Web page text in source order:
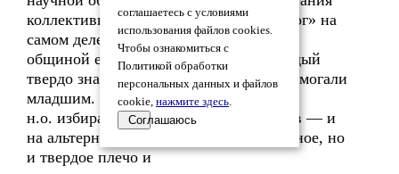
коллективизма. Ведь н.о. «Юный эколог» на
самом деле было
общиной единомышленников, где каждый
твердо знал свое место, где старшие помогали
младшим. Президент
н.о. избирался из самих же школьников — и
на альтернативной основе. Это-то нежное, но
и твердое плечо и
соглашаетесь с условиями
использования файлов cookies.
Чтобы ознакомиться с
Политикой обработки
персональных данных и файлов
cookie, нажмите здесь.
Соглашаюсь